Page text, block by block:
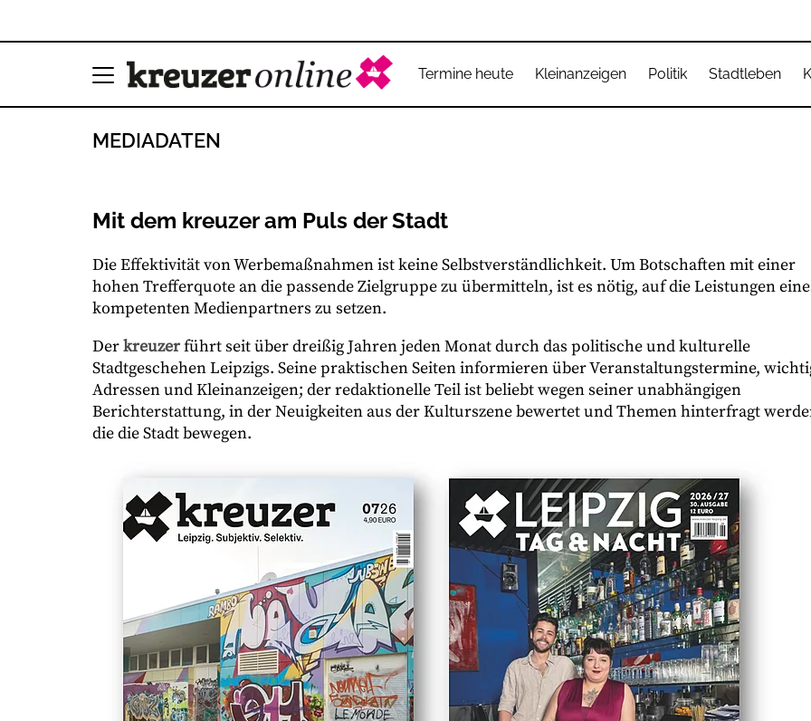
Termine heute Kleinanzeigen Politik Stadtleben
MEDIADATEN
Mit dem kreuzer am Puls der Stadt
Die Effektivität von Werbemaßnahmen ist keine Selbstverständlichkeit. Um Botschaften mit einer
hohen Trefferquote an die passende Zielgruppe zu übermitteln, ist es nötig, auf die Leistungen
kompetenten Medienpartners zu setzen.
Derkreuzerführt seit über dreißig Jahren jeden Monat durch das politische und kulturelle
Stadtgeschehen Leipzigs. Seine praktischen Seiten informieren über Veranstaltungstermine,
Adressen und Kleinanzeigen; der redaktionelle Teil ist beliebt wegen seiner unabhängigen
Berichterstattung, in der Neuigkeiten aus der Kulturszene bewertet und Themen hinterfragt
die die Stadt bewegen.